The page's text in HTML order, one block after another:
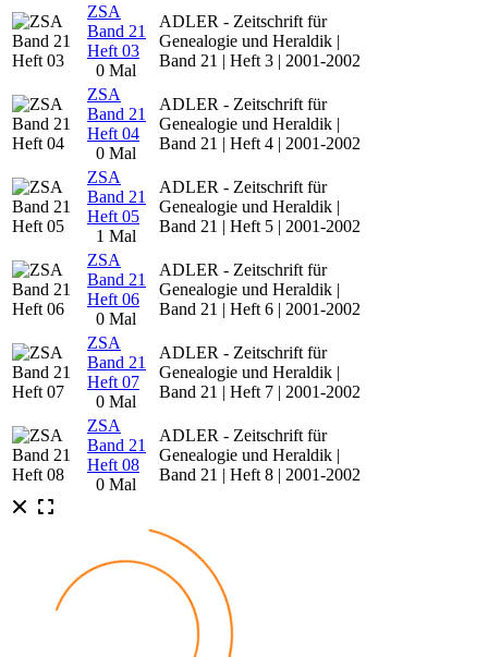
ZSA
Band 21
Heft 03
0 Mal
ADLER - Zeitschrift für
Genealogie und Heraldik |
Band 21 | Heft 3 | 2001-2002
ZSA
Band 21
Heft 04
0 Mal
ADLER - Zeitschrift für
Genealogie und Heraldik |
Band 21 | Heft 4 | 2001-2002
ZSA
Band 21
Heft 05
1 Mal
ADLER - Zeitschrift für
Genealogie und Heraldik |
Band 21 | Heft 5 | 2001-2002
ZSA
Band 21
Heft 06
0 Mal
ADLER - Zeitschrift für
Genealogie und Heraldik |
Band 21 | Heft 6 | 2001-2002
ZSA
Band 21
Heft 07
0 Mal
ADLER - Zeitschrift für
Genealogie und Heraldik |
Band 21 | Heft 7 | 2001-2002
ZSA
Band 21
Heft 08
0 Mal
ADLER - Zeitschrift für
Genealogie und Heraldik |
Band 21 | Heft 8 | 2001-2002